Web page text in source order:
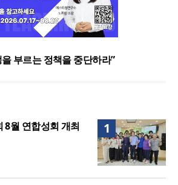
시작에는 미국보다 먼저 일본이 있었습
부르는 정책을 중단하라”
작에는 미국보다 먼저 일본이 있었습
한 스틸 美 대사, 한미동맹의 가교 되어
1
8월 연합성회 개최